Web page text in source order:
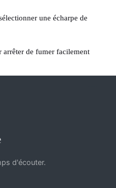
une écharpe de
de fumer facilement
d'écouter.